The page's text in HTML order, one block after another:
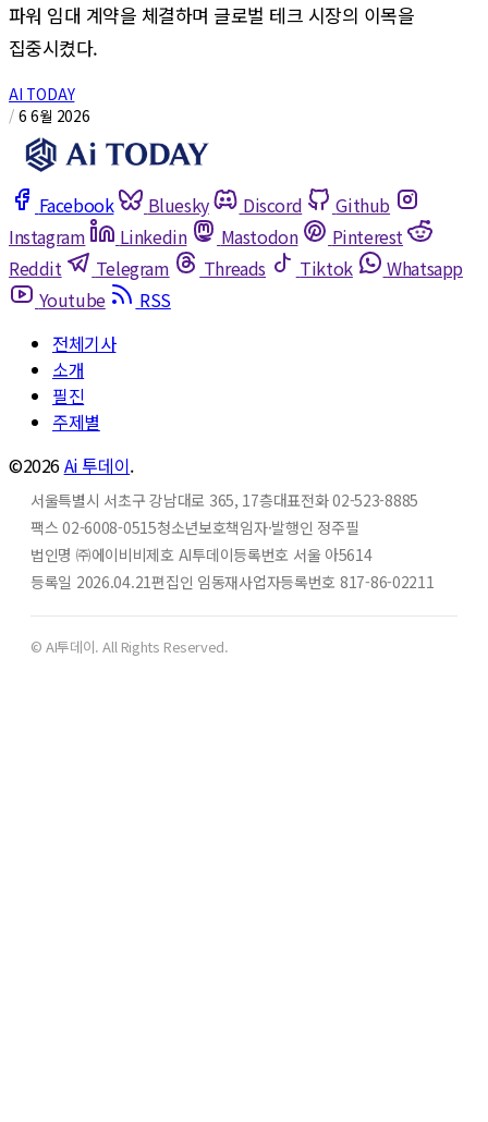
파워 임대 계약을 체결하며 글로벌 테크 시장의 이목을
집중시켰다.
AI TODAY
/ 6 6월 2026
Facebook Bluesky Discord
Github
Instagram
Linkedin Mastodon
Pinterest
Reddit
Telegram Threads Tiktok
Whatsapp
Youtube
RSS
전체기사
소개
필진
주제별
©2026Ai 투데이.
서울특별시 서초구 강남대로 365, 17층대표전화 02-523-8885
팩스 02-6008-0515청소년보호책임자·발행인 정주필
법인명 ㈜에이비비제호 AI투데이등록번호 서울 아5614
등록일 2026.04.21편집인 임동재사업자등록번호 817-86-02211
© AI투데이. All Rights Reserved.